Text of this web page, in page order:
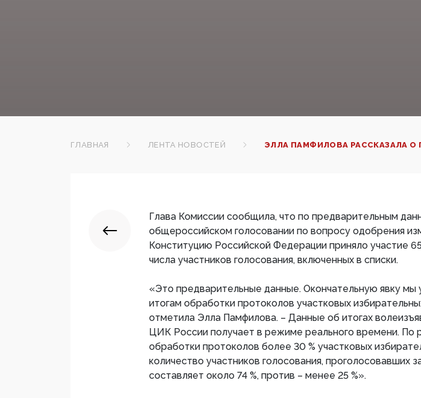
ГЛАВНАЯ ЛЕНТА НОВОСТЕЙ ЭЛЛА ПАМФИЛОВА РАССКАЗАЛА
Глава Комиссии сообщила, что по предварительным
общероссийском голосовании по вопросу одобрения
Конституцию Российской Федерации приняло участие
числа участников голосования, включенных в списки.
«Это предварительные данные. Окончательную явку мы
итогам обработки протоколов участковых
отметила Элла Памфилова. – Данные об итогах
ЦИК России получает в режиме реального времени. По
обработки протоколов более 30 % участковых
количество участников голосования, проголосовавших
составляет около 74 %, против – менее 25 %».